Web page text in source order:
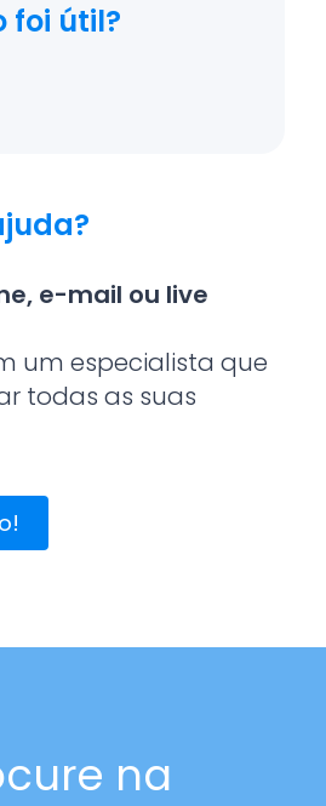
foi útil?
e-mail ou live
um especialista que
todas as suas
na